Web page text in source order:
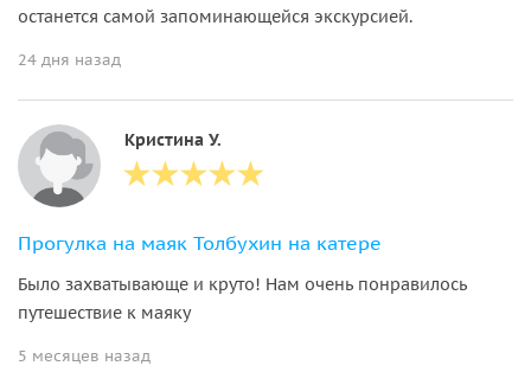
останется самой запоминающейся экскурсией.
24 дня назад
Кристина У.
Прогулка на маяк Толбухин на катере
Было захватывающе и круто! Нам очень понравилось
путешествие к маяку
5 месяцев назад